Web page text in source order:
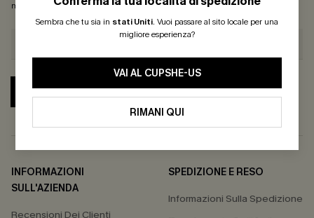
Sembra che tu sia in stati Uniti. Vuoi passare al sito locale per una
migliore esperienza?
VAI AL CUPSHE-US
RIMANI QUI
momento.
ABBONATI
INFORMAZIONI
SULL'AZIENDA
Recensioni Dei Clienti
SPEDIZIONE E RESO
Informazioni Sulla Spedizione